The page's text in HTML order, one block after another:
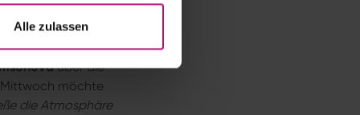
Alle zulassen
Vorstellung.
über die
Mittwoch möchte
die Atmosphäre